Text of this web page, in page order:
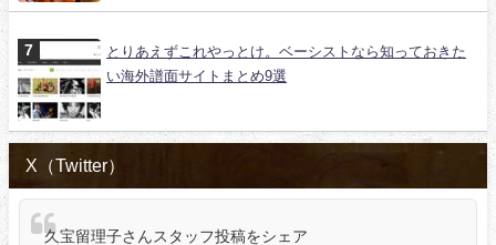
とりあえずこれやっとけ。ベーシストなら知っておきた
い海外譜面サイトまとめ9選
X（Twitter）
久宝留理子さんスタッフ投稿をシェア